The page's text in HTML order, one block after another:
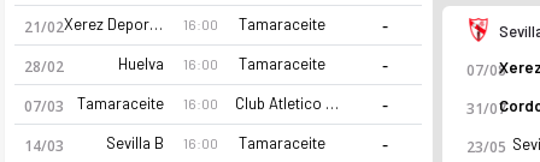
UD Tamaraceite 26-27 sezonu | Segunda RFEF Segunda
21/02 Xerez Deportivo 16:00 Tamaraceite -
28/02 Huelva 16:00 Tamaraceite -
07/03 Tamaraceite 16:00 Club Atletico Central -
14/03 Sevilla B 16:00 Tamaraceite -
07/08
31/07
23/05